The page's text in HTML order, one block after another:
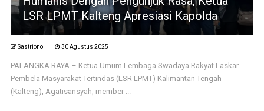
LSR LPMT Kalteng Apresiasi Kapolda
Sastriono 30 Agustus 2025
PALANGKA RAYA – Ketua Umum Lembaga Swadaya Rakyat Laskar
Pembela Masyarakat Tertindas (LSR LPMT) Kalimantan Tengah
(Kalteng), Agatisansyah, member ...